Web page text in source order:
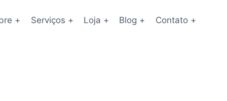
+ Serviços + Loja + Blog + Contato +